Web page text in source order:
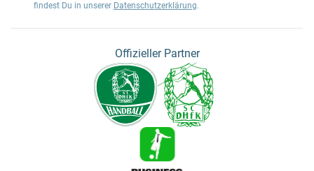
findest Du in unserer Datenschutzerklärung.
Offizieller Partner